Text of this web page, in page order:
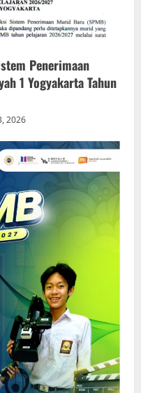
Penerimaan
1 Yogyakarta Tahun
2026